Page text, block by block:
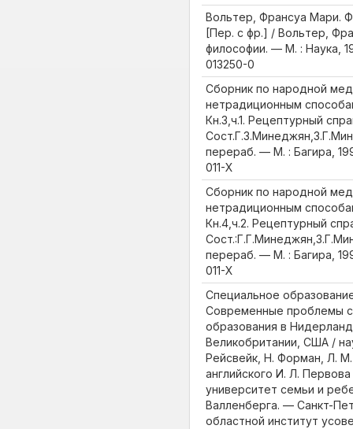
Вольтер, Франсуа Мари.
[Пер. с фр.] / Вольтер,
философии. — М. : Наука,
013250-0
Сборник по народной
нетрадиционным
Кн.3,ч.1. Рецептурный
перераб. — М. : Багира,
011-Х
Сборник по народной
нетрадиционным
Кн.4,ч.2. Рецептурный
перераб. — М. : Багира,
011-Х
Специальное
Современные проблемы
образования в
Великобритании, США /
Рейсвейк, Н. Форман, Л.
английского И. Л.
университет семьи и
Валленберга. — Санкт-
областной институт